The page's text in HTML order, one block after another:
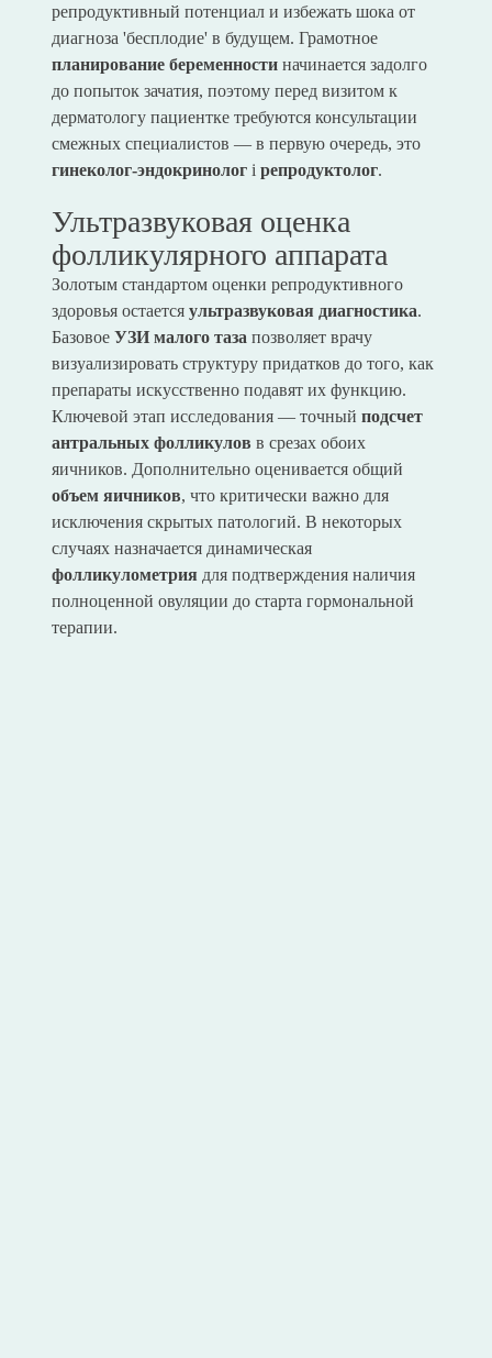
репродуктивный потенциал и избежать шока от
диагноза 'бесплодие' в будущем. Грамотное
планирование беременностиначинается задолго
до попыток зачатия, поэтому перед визитом к
дерматологу пациентке требуются консультации
смежных специалистов — в первую очередь, это
гинеколог-эндокринологi репродуктолог.
Ультразвуковая оценка
фолликулярного аппарата
Золотым стандартом оценки репродуктивного
здоровья остается ультразвуковая диагностика.
Базовое УЗИ малого таза позволяет врачу
визуализировать структуру придатков до того, как
препараты искусственно подавят их функцию.
Ключевой этап исследования — точный подсчет
антральных фолликулов в срезах обоих
яичников. Дополнительно оценивается общий
объем яичников, что критически важно для
исключения скрытых патологий. В некоторых
случаях назначается динамическая
фолликулометрия для подтверждения наличия
полноценной овуляции до старта гормональной
терапии.